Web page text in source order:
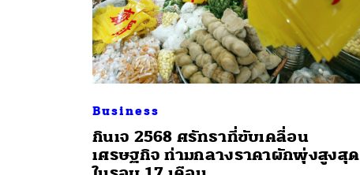
Business
กินเจ 2568 ศรัทธาที่ขับเคลื่อน
เศรษฐกิจ ท่ามกลางราคาผักพุ่งสูงสุด